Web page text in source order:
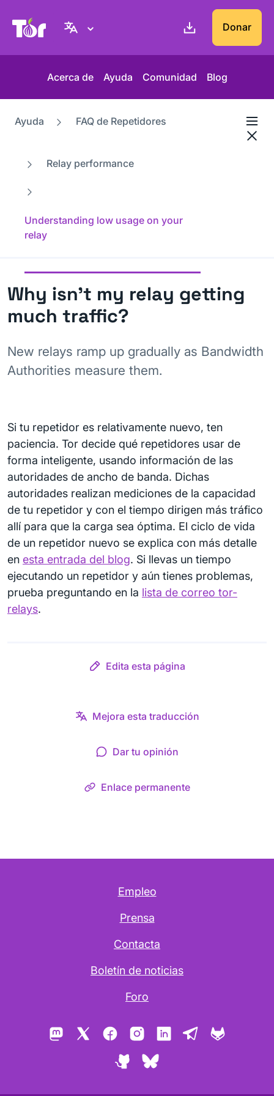
Web del Proyecto Tor Donar
Acerca de Ayuda Comunidad Blog
Ayuda FAQ de Repetidores
Relay performance
Understanding low usage on your
relay
Why isn't my relay getting
much traffic?
New relays ramp up gradually as Bandwidth
Authorities measure them.
Si tu repetidor es relativamente nuevo, ten
paciencia. Tor decide qué repetidores usar de
forma inteligente, usando información de las
autoridades de ancho de banda. Dichas
autoridades realizan mediciones de la capacidad
de tu repetidor y con el tiempo dirigen más tráfico
allí para que la carga sea óptima. El ciclo de vida
de un repetidor nuevo se explica con más detalle
en esta entrada del blog. Si llevas un tiempo
ejecutando un repetidor y aún tienes problemas,
prueba preguntando en la lista de correo tor-
relays.
Edita esta página
Mejora esta traducción
Dar tu opinión
Enlace permanente
Empleo
Prensa
Contacta
Boletín de noticias
Foro
Mastodon FacebookInstagramLinkedInTelegram
GitHubBluesky